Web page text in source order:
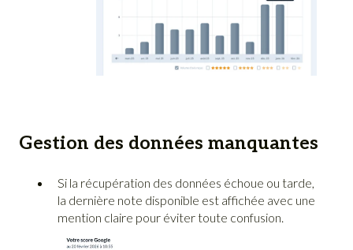
Gestion des données manquantes
Si la récupération des données échoue ou tarde,
la dernière note disponible est affichée avec une
mention claire pour éviter toute confusion.